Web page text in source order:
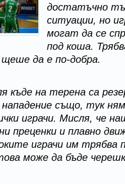
достатъчно
ситуации, но
могат да се
под коша.
да е по-добра.
къде на терена са
също, тук
играчи. Мисля, че
преценки и плавно
играчи им трябва
може да бъде